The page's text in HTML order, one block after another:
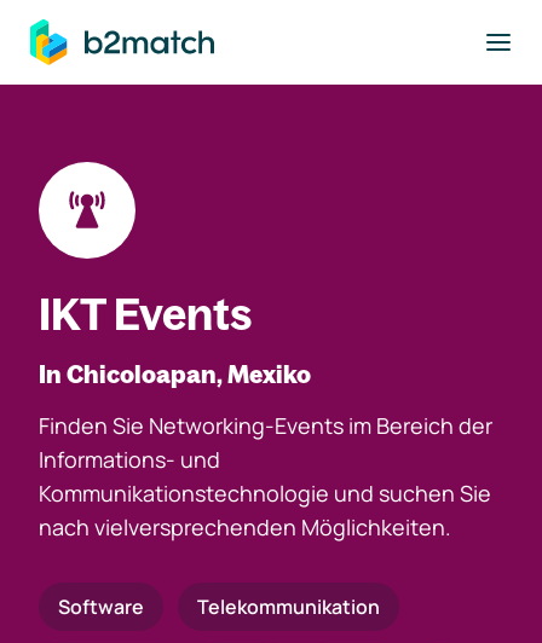
springen
IKT Events
In Chicoloapan, Mexiko
Finden Sie Networking-Events im Bereich der
Informations- und
Kommunikationstechnologie und suchen Sie
nach vielversprechenden Möglichkeiten.
Software Telekommunikation